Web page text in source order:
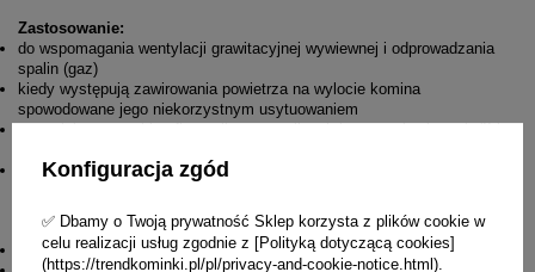
Zastosowanie:
do wspomagania wentylacji grawitacyjnej wywiewnej i odprowadzania
spalin (gaz)
kiedy występują zawirowania powietrza na wylocie komina
spowodowane jego niekorzystnym usytuowaniem
przy niekorzystnej konfiguracji terenu, silnych i częstych wiatrach (II i
kiedy brak jest ustabilizowanego ciągu kominowego lub jest on zbyt
Dane techniczne:
Materiał wykonania - blacha chromoniklowa
Konfiguracja zgód
✅ Dbamy o Twoją prywatność Sklep korzysta z plików cookie w
celu realizacji usług zgodnie z [Polityką dotyczącą cookies]
(https://trendkominki.pl/pl/privacy-and-cookie-notice.html).